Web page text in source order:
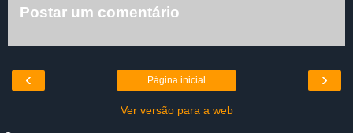
Postar um comentário
‹ ›
Página inicial
Ver versão para a web